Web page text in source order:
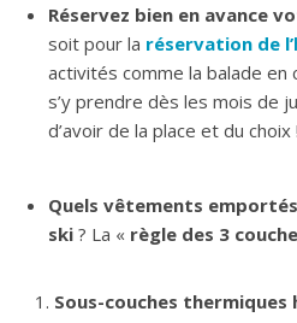
Réservez bien en avance
soit pour la réservation de
activités comme la balade en
s’y prendre dès les mois de
d’avoir de la place et du choix
Quels vêtements
ski ? La « règle des 3
Sous-couches thermiques